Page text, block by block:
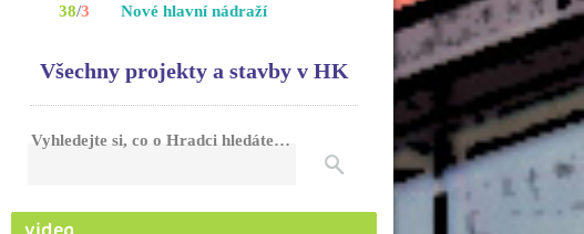
38/3
Nové hlavní nádraží
Všechny projekty a stavby v HK
Vyhledejte si, co o Hradci hledáte…